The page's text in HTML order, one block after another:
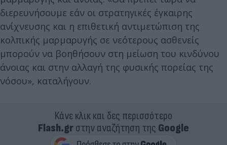
διερευνήσουμε εάν οι στρατηγικές έγκαιρης
ανίχνευσης και η επιθετική αντιμετώπιση της
κολπικής μαρμαρυγής σε νεότερους ασθενείς
μπορούν να βοηθήσουν στη μείωση του κινδύνου
άνοιας και στην αλλαγή της φυσικής πορείας της
νόσου», καταλήγουν.
Κάνε κλικ και δες περισσότερο
Flash.grστην αναζήτηση της Google